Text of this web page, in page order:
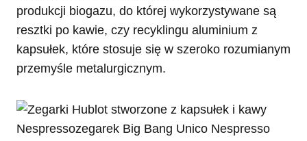
produkcji biogazu, do której wykorzystywane są
resztki po kawie, czy recyklingu aluminium z
kapsułek, które stosuje się w szeroko rozumianym
przemyśle metalurgicznym.